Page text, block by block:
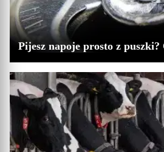
Pijesz napoje prosto z